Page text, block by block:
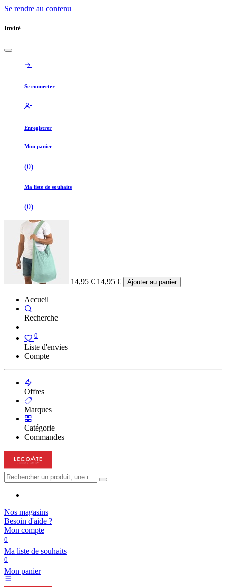
Se rendre au contenu
Invité
Se connecter
Enregistrer
Mon panier
(0)
Ma liste de souhaits
(0)
14,95 € 14,95€ Ajouter au panier
Accueil
Recherche
0
Liste d'envies
Compte
Offres
Marques
Catégorie
Commandes
Nos magasins
Besoin d'aide ?
Mon compte
0
Ma liste de souhaits
0
Mon panier